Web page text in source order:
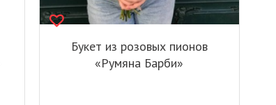
Букет из розовых пионов
«Румяна Барби»